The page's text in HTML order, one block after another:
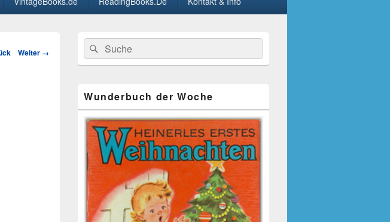
Weiter →
Primärer
Seitenleisten
Widget-
Bereich
Search
for:
Suche
Wunderbuch der Woche